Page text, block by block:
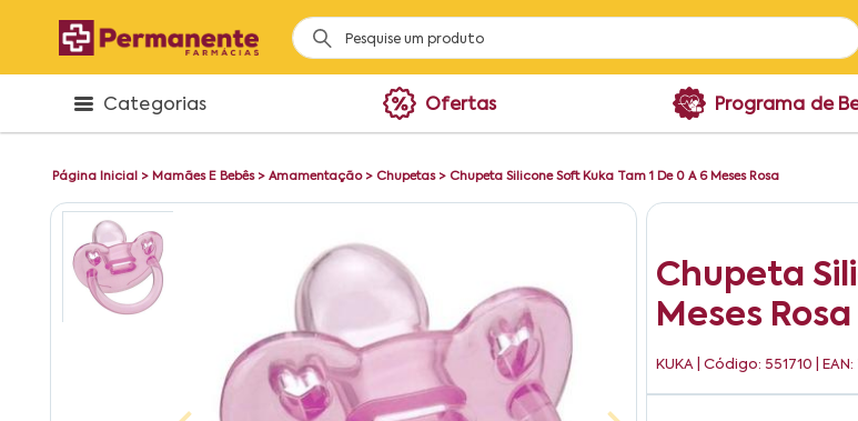
Categorias Ofertas Programa de
Página Inicial > Mamães E Bebês> Amamentação> Chupetas> Chupeta Silicone Soft Kuka Tam 1 De 0 A 6 Meses Rosa
Chupeta
Meses Rosa
KUKA | Código: 551710 |